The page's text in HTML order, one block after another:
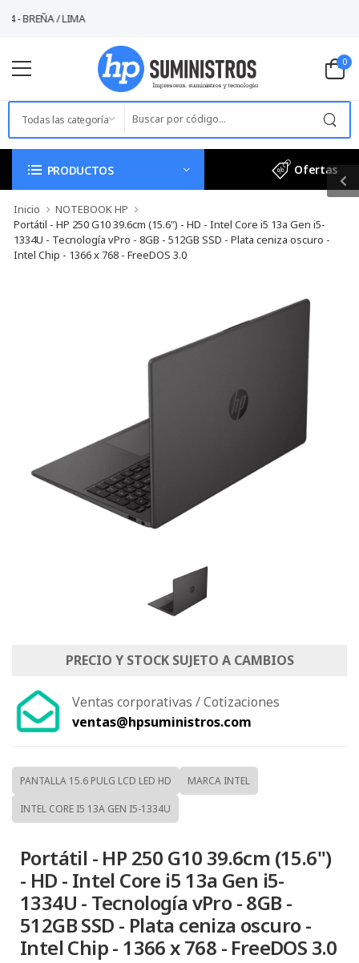
BREÑA / LIMA
0
PRODUCTOS Ofertas
Inicio
NOTEBOOK HP
Portátil - HP 250 G10 39.6cm (15.6") - HD - Intel Core i5 13a Gen i5-
1334U - Tecnología vPro - 8GB - 512GB SSD - Plata ceniza oscuro -
Intel Chip - 1366 x 768 - FreeDOS 3.0
PRECIO Y STOCK SUJETO A CAMBIOS
Ventas corporativas / Cotizaciones
ventas@hpsuministros.com
PANTALLA 15.6 PULG LCD LED HD MARCA INTEL
INTEL CORE I5 13A GEN I5-1334U
Portátil - HP 250 G10 39.6cm (15.6")
- HD - Intel Core i5 13a Gen i5-
1334U - Tecnología vPro - 8GB -
512GB SSD - Plata ceniza oscuro -
Intel Chip - 1366 x 768 - FreeDOS 3.0